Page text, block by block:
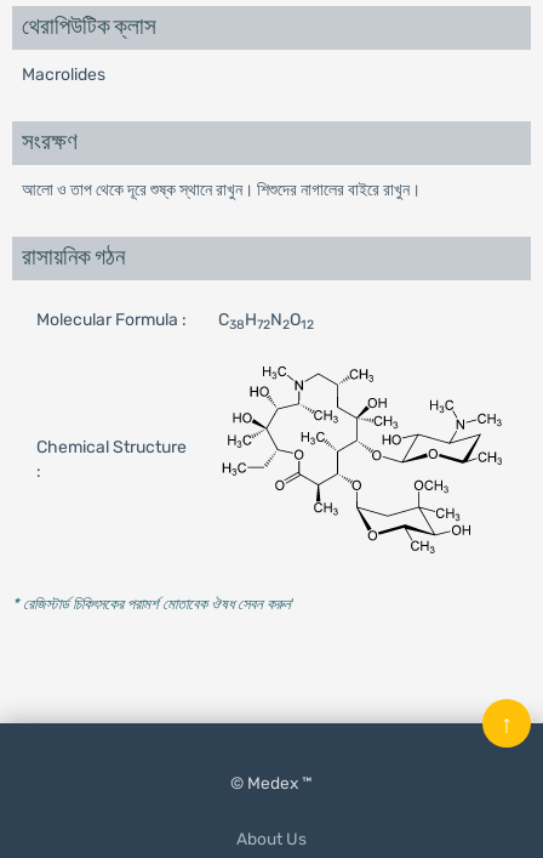
থেরাপিউটিক ক্লাস
Macrolides
সংরক্ষণ
আলো ও তাপ থেকে দূরে শুষ্ক স্থানে রাখুন। শিশুদের নাগালের বাইরে রাখুন।
রাসায়নিক গঠন
Molecular Formula : C38H72N2O12
Chemical Structure
:
* রেজিস্টার্ড চিকিৎসকের পরামর্শ মোতাবেক ঔষধ সেবন করুন'
© Medex ™
About Us
↑